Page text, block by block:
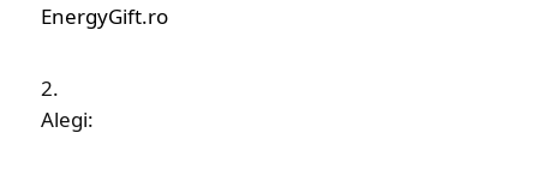
EnergyGift.ro
Alegi: